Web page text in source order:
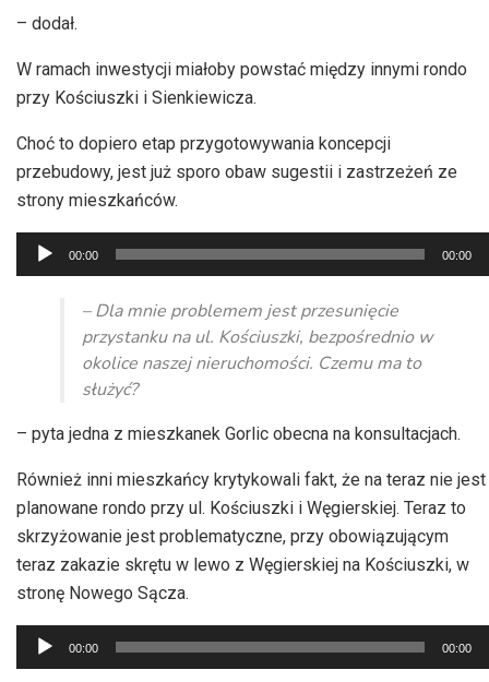
– dodał.
W ramach inwestycji miałoby powstać między innymi rondo
przy Kościuszki i Sienkiewicza.
Choć to dopiero etap przygotowywania koncepcji
przebudowy, jest już sporo obaw sugestii i zastrzeżeń ze
strony mieszkańców.
Odtwarzacz
plików
dźwiękowych
00:00 00:00
– Dla mnie problemem jest przesunięcie
przystanku na ul. Kościuszki, bezpośrednio w
okolice naszej nieruchomości. Czemu ma to
służyć?
– pyta jedna z mieszkanek Gorlic obecna na konsultacjach.
Również inni mieszkańcy krytykowali fakt, że na teraz nie jest
planowane rondo przy ul. Kościuszki i Węgierskiej. Teraz to
skrzyżowanie jest problematyczne, przy obowiązującym
teraz zakazie skrętu w lewo z Węgierskiej na Kościuszki, w
stronę Nowego Sącza.
Odtwarzacz
plików
00:00 00:00